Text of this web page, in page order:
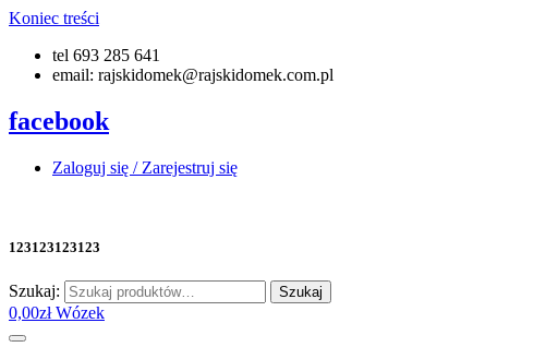
Koniec treści
tel 693 285 641
email: rajskidomek@rajskidomek.com.pl
facebook
Zaloguj się / Zarejestruj się
123123123123
Szukaj: Szukaj
0,00zł Wózek